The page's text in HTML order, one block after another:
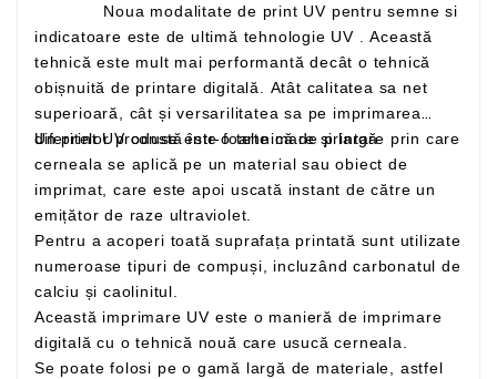
indicatoare este de ultimă tehnologie UV . Această
tehnică este mult mai performantă decât o tehnică
obișnuită de printare digitală. Atât calitatea sa net
superioară, cât și versarilitatea sa pe imprimarea
diferitelor produse este foarte mare și largă
Un print UV constă într-o tehnică de printare prin care
cerneala se aplică pe un material sau obiect de
imprimat, care este apoi uscată instant de către un
emițător de raze ultraviolet.
Pentru a acoperi toată suprafața printată sunt utilizate
numeroase tipuri de compuși, incluzând carbonatul de
calciu și caolinitul.
Această imprimare UV este o manieră de imprimare
digitală cu o tehnică nouă care usucă cerneala.
Se poate folosi pe o gamă largă de materiale, astfel